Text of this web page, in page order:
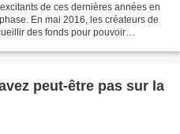
de ces dernières années en
En mai 2016, les créateurs de
des fonds pour pouvoir
peut-être pas sur la